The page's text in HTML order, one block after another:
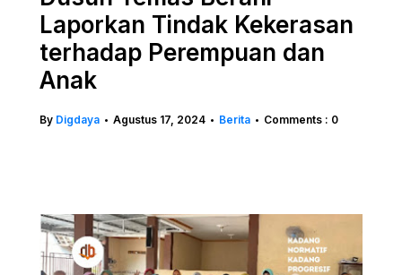
Laporkan Tindak Kekerasan
terhadap Perempuan dan
Anak
By Digdaya • Agustus 17, 2024 • Berita • Comments : 0